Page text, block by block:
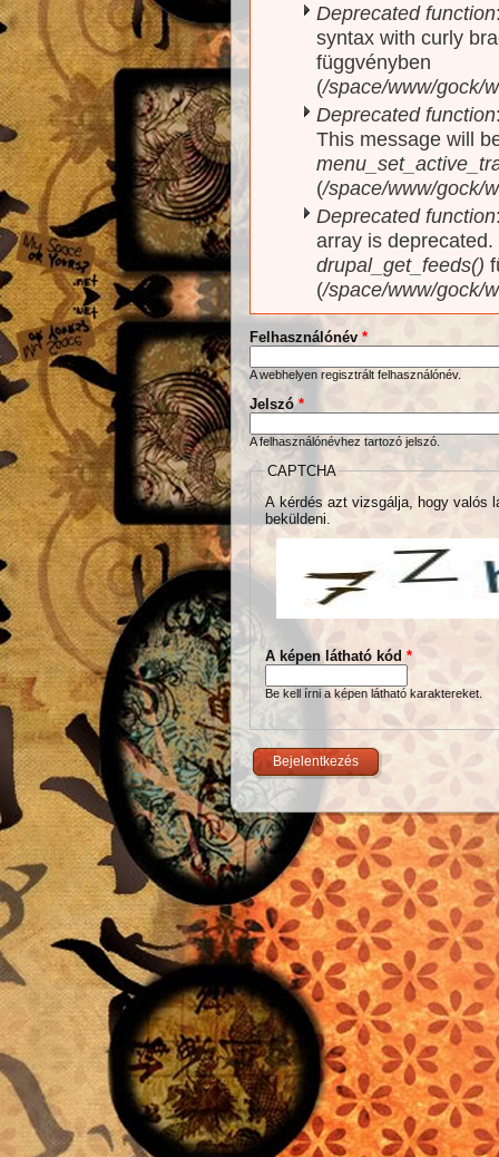
Deprecated function
syntax with curly
függvényben
(/space/www/gock/
Deprecated function
This message will
(/space/www/gock/
Deprecated function
array is
drupal_get_feeds()
(/space/www/gock/
Felhasználónév *
A webhelyen regisztrált felhasználónév.
Jelszó*
A felhasználónévhez tartozó jelszó.
CAPTCHA
A kérdés azt vizsgálja, hogy valós
beküldeni.
A képen látható kód *
Be kell írni a képen látható karaktereket.